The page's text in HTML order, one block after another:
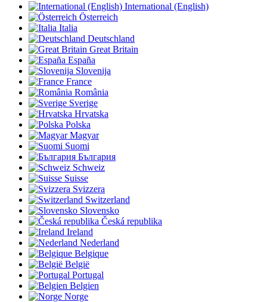
International (English)
Österreich
Italia
Deutschland
Great Britain
España
Slovenija
France
România
Sverige
Hrvatska
Polska
Magyar
Suomi
България
Schweiz
Suisse
Svizzera
Switzerland
Slovensko
Česká republika
Ireland
Nederland
Belgique
België
Portugal
Belgien
Norge